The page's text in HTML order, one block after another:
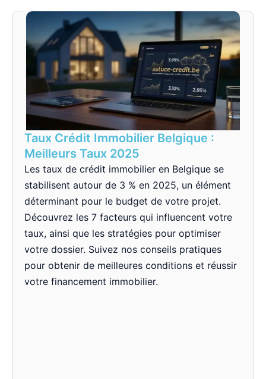
Taux Crédit Immobilier Belgique :
Meilleurs Taux 2025
Les taux de crédit immobilier en Belgique se
stabilisent autour de 3 % en 2025, un élément
déterminant pour le budget de votre projet.
Découvrez les 7 facteurs qui influencent votre
taux, ainsi que les stratégies pour optimiser
votre dossier. Suivez nos conseils pratiques
pour obtenir de meilleures conditions et réussir
votre financement immobilier.